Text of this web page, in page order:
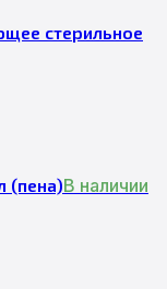
стерильное
(пена)В наличии